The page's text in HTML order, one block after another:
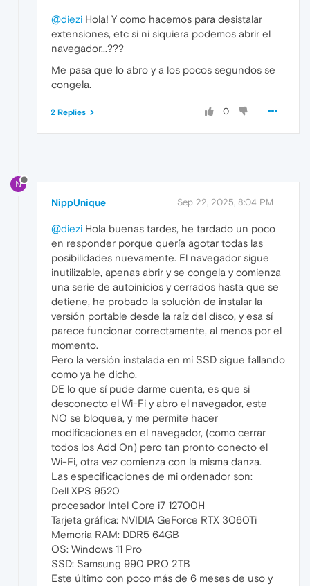
@diezi Hola! Y como hacemos para desistalar
extensiones, etc si ni siquiera podemos abrir el
navegador...???
Me pasa que lo abro y a los pocos segundos se
congela.
0
2 Replies
N
NippUnique Sep 22, 2025, 8:04 PM
@diezi Hola buenas tardes, he tardado un poco
en responder porque quería agotar todas las
posibilidades nuevamente. El navegador sigue
inutilizable, apenas abrir y se congela y comienza
una serie de autoinicios y cerrados hasta que se
detiene, he probado la solución de instalar la
versión portable desde la raíz del disco, y esa sí
parece funcionar correctamente, al menos por el
momento.
Pero la versión instalada en mi SSD sigue fallando
como ya he dicho.
DE lo que sí pude darme cuenta, es que si
desconecto el Wi-Fi y abro el navegador, este
NO se bloquea, y me permite hacer
modificaciones en el navegador, (como cerrar
todos los Add On) pero tan pronto conecto el
Wi-Fi, otra vez comienza con la misma danza.
Las especificaciones de mi ordenador son:
Dell XPS 9520
procesador Intel Core i7 12700H
Tarjeta gráfica: NVIDIA GeForce RTX 3060Ti
Memoria RAM: DDR5 64GB
OS: Windows 11 Pro
SSD: Samsung 990 PRO 2TB
Este último con poco más de 6 meses de uso y